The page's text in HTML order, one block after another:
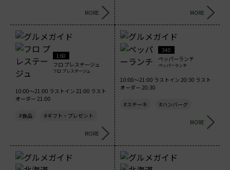
MORE MORE
160
フロ プレステージュ
フロ プレステージュ
10:00～21:00 ラストイン 21:00 ラスト
オーダー 21:00
#食品 #ギフト・プレゼント
MORE
340
ペッパーランチ
ペッパーランチ
10:00～21:00 ラストイン 20:30 ラスト
オーダー 20:30
#ステーキ #ハンバーグ
MORE